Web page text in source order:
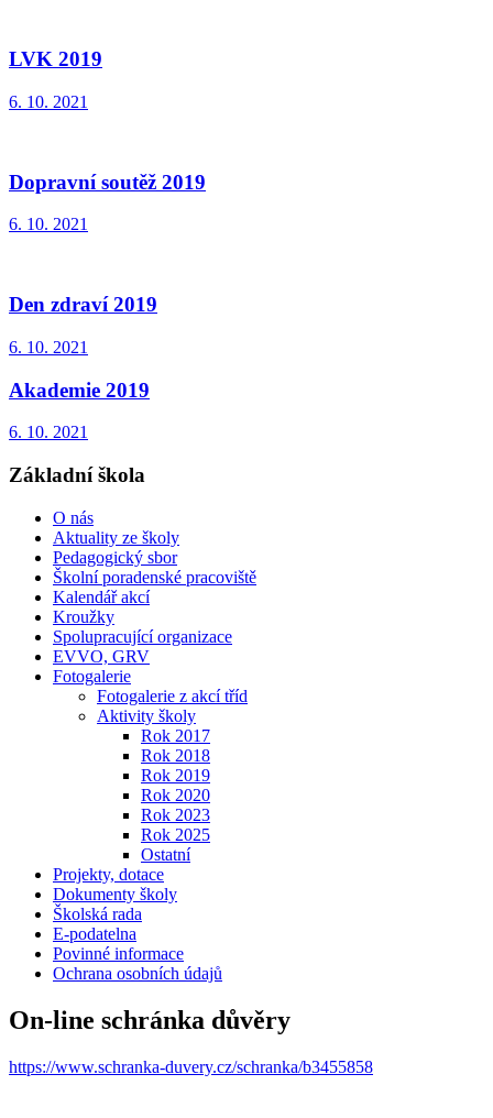
LVK 2019
6. 10. 2021
Dopravní soutěž 2019
6. 10. 2021
Den zdraví 2019
6. 10. 2021
Akademie 2019
6. 10. 2021
Základní škola
O nás
Aktuality ze školy
Pedagogický sbor
Školní poradenské pracoviště
Kalendář akcí
Kroužky
Spolupracující organizace
EVVO, GRV
Fotogalerie
Fotogalerie z akcí tříd
Aktivity školy
Rok 2017
Rok 2018
Rok 2019
Rok 2020
Rok 2023
Rok 2025
Ostatní
Projekty, dotace
Dokumenty školy
Školská rada
E-podatelna
Povinné informace
Ochrana osobních údajů
On-line schránka důvěry
https://www.schranka-duvery.cz/schranka/b3455858